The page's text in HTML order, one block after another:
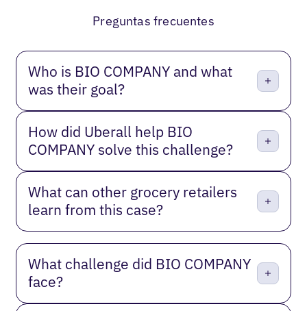
Preguntas frecuentes
Who is BIO COMPANY and what
was their goal?
How did Uberall help BIO
COMPANY solve this challenge?
What can other grocery retailers
learn from this case?
What challenge did BIO COMPANY
face?